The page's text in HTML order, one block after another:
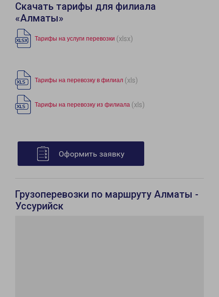
Скачать тарифы для филиала
«Алматы»
Тарифы на услуги перевозки (xlsx)
Тарифы на перевозку в филиал (xls)
Тарифы на перевозку из филиала (xls)
Оформить заявку
Грузоперевозки по маршруту Алматы -
Уссурийск